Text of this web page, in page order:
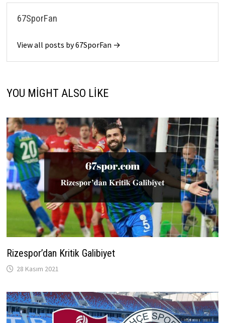
67SporFan
View all posts by 67SporFan →
YOU MIGHT ALSO LIKE
Rizespor’dan Kritik Galibiyet
28 Kasım 2021